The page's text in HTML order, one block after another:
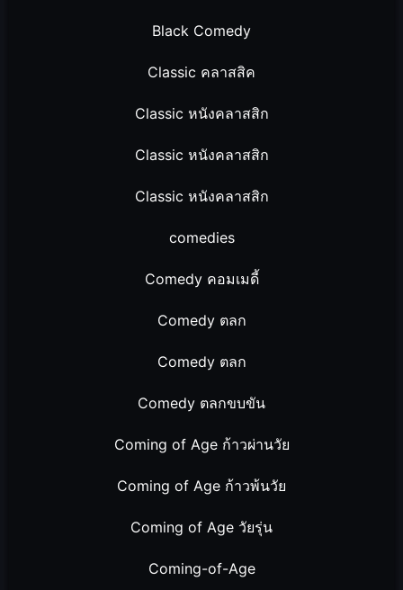
Black Comedy
Classic คลาสสิค
Classic หนังคลาสสิก
Classic หนังคลาสสิก
Classic หนังคลาสสิก
comedies
Comedy คอมเมดี้
Comedy ตลก
Comedy ตลก
Comedy ตลกขบขัน
Coming of Age ก้าวผ่านวัย
Coming of Age ก้าวพ้นวัย
Coming of Age วัยรุ่น
Coming-of-Age